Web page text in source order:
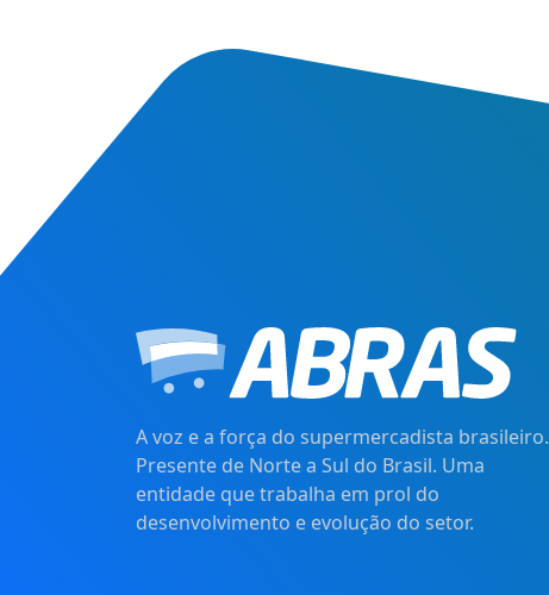
A voz e a força do supermercadista brasileiro.
Presente de Norte a Sul do Brasil. Uma
entidade que trabalha em prol do
desenvolvimento e evolução do setor.